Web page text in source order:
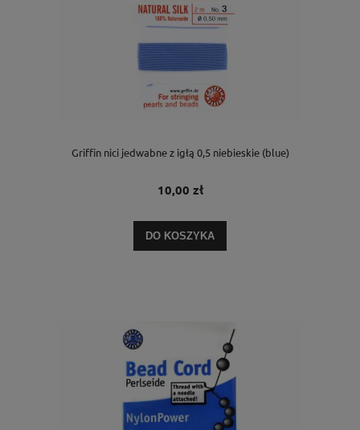
Griffin nici jedwabne z igłą 0,5 niebieskie (blue)
10,00 zł
DO KOSZYKA